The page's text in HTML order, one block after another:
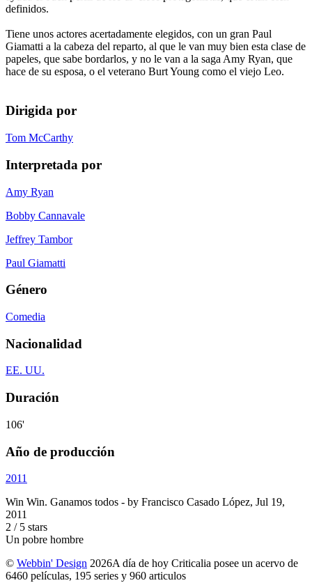
definidos.
Tiene unos actores acertadamente elegidos, con un gran Paul
Giamatti a la cabeza del reparto, al que le van muy bien esta clase de
papeles, que sabe bordarlos, y no le van a la saga Amy Ryan, que
hace de su esposa, o el veterano Burt Young como el viejo Leo.
Dirigida por
Tom McCarthy
Interpretada por
Amy Ryan
Bobby Cannavale
Jeffrey Tambor
Paul Giamatti
Género
Comedia
Nacionalidad
EE. UU.
Duración
106'
Año de producción
2011
Win Win. Ganamos todos - by Francisco Casado López, Jul 19,
2011
2 / 5 stars
Un pobre hombre
© Webbin' Design 2026A día de hoy Criticalia posee un acervo de
6460 películas, 195 series y 960 articulos